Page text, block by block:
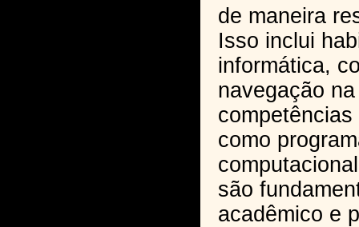
de maneira
Isso inclui
informática,
navegação
como
são
acadêmico e